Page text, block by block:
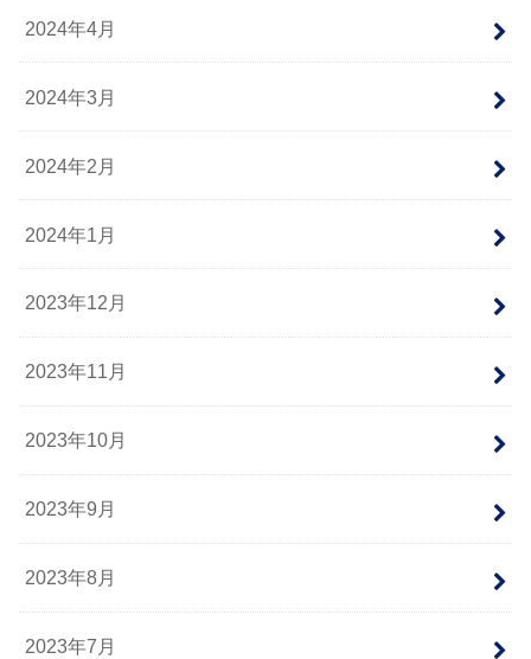
2024年4月
2024年3月
2024年2月
2024年1月
2023年12月
2023年11月
2023年10月
2023年9月
2023年8月
2023年7月